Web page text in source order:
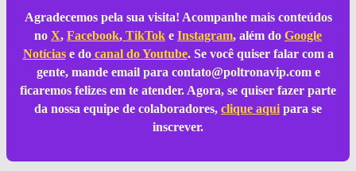
Agradecemos pela sua visita! Acompanhe mais conteúdos
no X, Facebook, TikTok e Instagram, além do Google
Notíciase docanal do Youtube. Se você quiser falar com a
gente, mande email para contato@poltronavip.come
ficaremos felizes em te atender. Agora, se quiser fazer parte
da nossa equipe de colaboradores, clique aqui para se
inscrever.